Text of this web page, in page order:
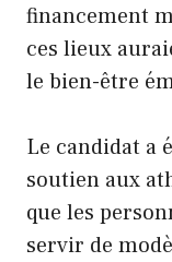
financement
ces lieux
le bien-être
Le candidat a
soutien aux
que les
servir de